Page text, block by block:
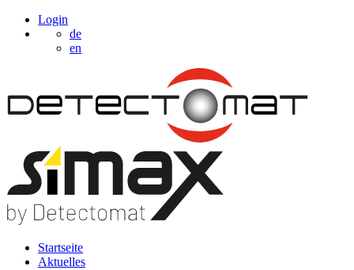
Login
de
en
Startseite
Aktuelles